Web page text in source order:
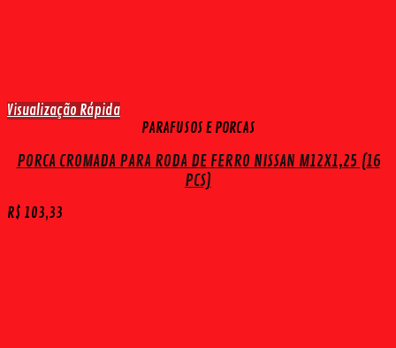
Visualização Rápida
PARAFUSOS E PORCAS
PORCA CROMADA PARA RODA DE FERRO NISSAN M12X1,25 (16
PCS)
R$ 103,33